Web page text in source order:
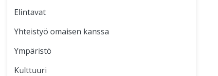
Elintavat
Yhteistyö omaisen kanssa
Ympäristö
Kulttuuri